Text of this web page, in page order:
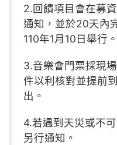
2.回饋項目會在募
通知，並於20天內
110年1月10日舉行。
3.音樂會門票採現
件以利核對並提前
出。
4.若遇到天災或不
另行通知。